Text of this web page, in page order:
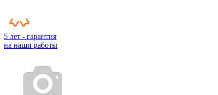
5 лет - гарантия
на наши работы